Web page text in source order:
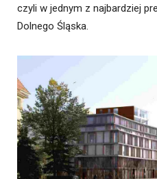
czyli w jednym z najbardziej
Dolnego Śląska.